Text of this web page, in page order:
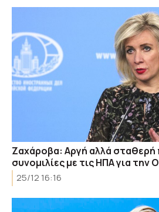
Ζαχάροβα: Αργή αλλά
συνομιλίες με τις ΗΠΑ για την
25/12 16:16